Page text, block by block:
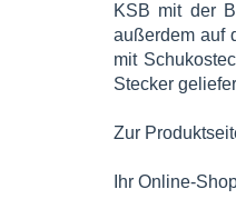
KSB mit der
außerdem auf
mit
Stecker
Zur
Ihr Online-